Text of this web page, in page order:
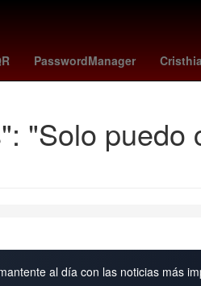
PasswordManager
city sc - real salt lake Beisbol
"Solo puedo
al día con las noticias más